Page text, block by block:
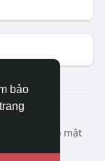
bảo
sách bảo mật